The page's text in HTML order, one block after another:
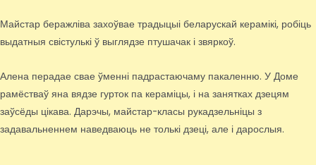
Майстар беражліва захоўвае традыцыі беларускай керамікі, робіць
выдатныя свістулькі ў выглядзе птушачак і звяркоў.
Алена перадае свае ўменні падрастаючаму пакаленню. У Доме
рамёстваў яна вядзе гурток па кераміцы, і на занятках дзецям
заўсёды цікава. Дарэчы, майстар-класы рукадзельніцы з
задавальненнем наведваюць не толькі дзеці, але і дарослыя.